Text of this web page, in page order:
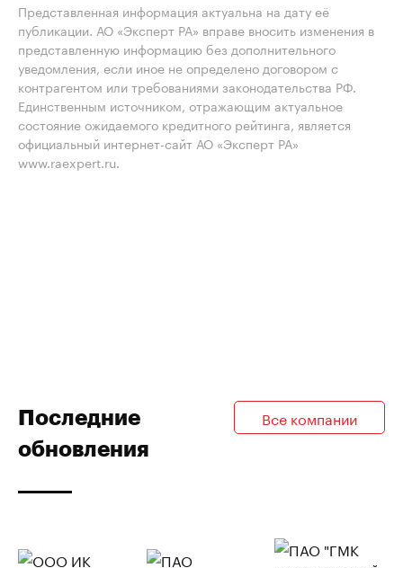
Представленная информация актуальна на дату её
публикации. АО «Эксперт РА» вправе вносить изменения в
представленную информацию без дополнительного
уведомления, если иное не определено договором с
контрагентом или требованиями законодательства РФ.
Единственным источником, отражающим актуальное
состояние ожидаемого кредитного рейтинга, является
официальный интернет-сайт АО «Эксперт РА»
www.raexpert.ru.
Последние
обновления
Все компании